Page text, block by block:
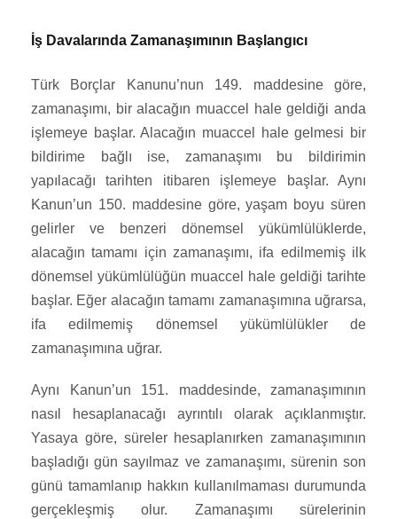
İş Davalarında Zamanaşımının Başlangıcı
Türk Borçlar Kanunu’nun 149. maddesine göre,
zamanaşımı, bir alacağın muaccel hale geldiği anda
işlemeye başlar. Alacağın muaccel hale gelmesi bir
bildirime bağlı ise, zamanaşımı bu bildirimin
yapılacağı tarihten itibaren işlemeye başlar. Aynı
Kanun’un 150. maddesine göre, yaşam boyu süren
gelirler ve benzeri dönemsel yükümlülüklerde,
alacağın tamamı için zamanaşımı, ifa edilmemiş ilk
dönemsel yükümlülüğün muaccel hale geldiği tarihte
başlar. Eğer alacağın tamamı zamanaşımına uğrarsa,
ifa edilmemiş dönemsel yükümlülükler de
zamanaşımına uğrar.
Aynı Kanun’un 151. maddesinde, zamanaşımının
nasıl hesaplanacağı ayrıntılı olarak açıklanmıştır.
Yasaya göre, süreler hesaplanırken zamanaşımının
başladığı gün sayılmaz ve zamanaşımı, sürenin son
günü tamamlanıp hakkın kullanılmaması durumunda
gerçekleşmiş olur. Zamanaşımı sürelerinin